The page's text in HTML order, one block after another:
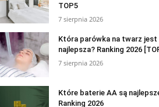
TOP5
7 sierpnia 2026
Która parówka na twarz jest
najlepsza? Ranking 2026
7 sierpnia 2026
Które baterie AA są
Ranking 2026